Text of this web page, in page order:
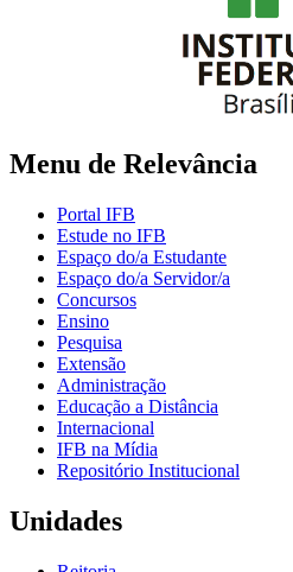
Menu de Relevância
Portal IFB
Estude no IFB
Espaço do/a Estudante
Espaço do/a Servidor/a
Concursos
Ensino
Pesquisa
Extensão
Administração
Educação a Distância
Internacional
IFB na Mídia
Repositório Institucional
Unidades